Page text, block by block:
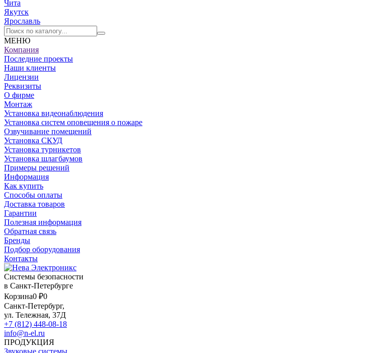
Чита
Якутск
Ярославль
МЕНЮ
Компания
Последние проекты
Наши клиенты
Лицензии
Реквизиты
О фирме
Монтаж
Установка видеонаблюдения
Установка систем оповещения о пожаре
Озвучивание помещений
Установка СКУД
Установка турникетов
Установка шлагбаумов
Примеры решений
Информация
Как купить
Способы оплаты
Доставка товаров
Гарантии
Полезная информация
Обратная связь
Бренды
Подбор оборудования
Контакты
Системы безопасности
в Санкт-Петербурге
Корзина0 ₽0
Санкт-Петербург,
ул. Тележная, 37Д
+7 (812) 448-08-18
info@n-el.ru
ПРОДУКЦИЯ
Звуковые системы